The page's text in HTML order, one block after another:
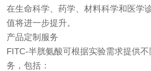
在生命科学、药学、材料科学和医学
值将进一步提升。
产品定制服务
FITC-半胱氨酸可根据实验需求提供
务，包括：